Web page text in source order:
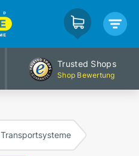
Trusted Shops
Shop Bewertung
Transportsysteme